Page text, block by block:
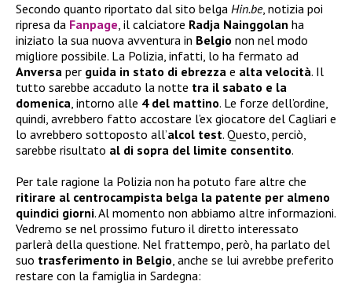
Secondo quanto riportato dal sito belga Hin.be, notizia poi
ripresa da Fanpage, il calciatore Radja Nainggolan ha
iniziato la sua nuova avventura in Belgio non nel modo
migliore possibile. La Polizia, infatti, lo ha fermato ad
Anversa per guida in stato di ebrezza e alta velocità. Il
tutto sarebbe accaduto la notte tra il sabato e la
domenica, intorno alle 4 del mattino. Le forze dell’ordine,
quindi, avrebbero fatto accostare l’ex giocatore del Cagliari e
lo avrebbero sottoposto all’alcol test. Questo, perciò,
sarebbe risultato al di sopra del limite consentito.
Per tale ragione la Polizia non ha potuto fare altre che
ritirare al centrocampista belga la patente per almeno
quindici giorni. Al momento non abbiamo altre informazioni.
Vedremo se nel prossimo futuro il diretto interessato
parlerà della questione. Nel frattempo, però, ha parlato del
suo trasferimento in Belgio, anche se lui avrebbe preferito
restare con la famiglia in Sardegna: